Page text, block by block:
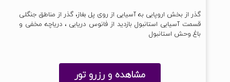
گذر از بخش اروپایی به آسیایی از روی پل بغاز، گذر از مناطق جنگلی
قسمت آسیایی استانبول بازدید از فانوس دریایی ، دریاچه مخفی و
باغ وحش استانبول
مشاهده و رزرو تور